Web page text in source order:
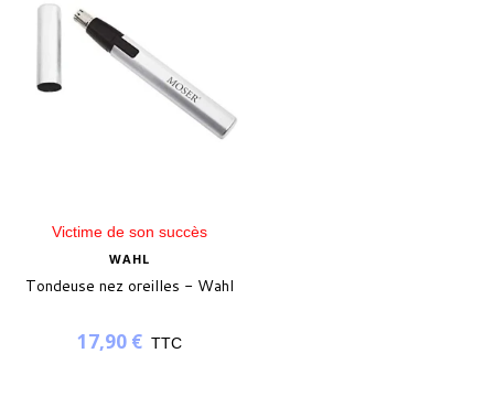
Victime de son succès
WAHL
Tondeuse nez oreilles - Wahl
17,90 € TTC